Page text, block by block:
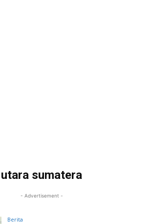
utara sumatera
- Advertisement -
Berita